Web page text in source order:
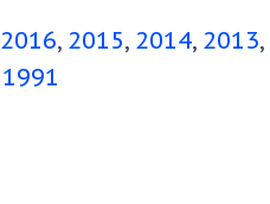
2016 2015 2014 2013
1991